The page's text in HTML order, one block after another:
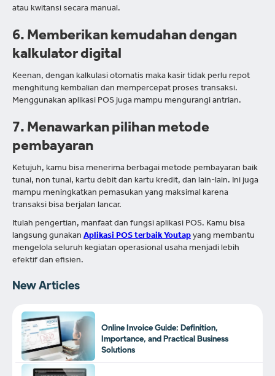
atau kwitansi secara manual.
6. Memberikan kemudahan dengan
kalkulator digital
Keenan, dengan kalkulasi otomatis maka kasir tidak perlu repot
menghitung kembalian dan mempercepat proses transaksi.
Menggunakan aplikasi POS juga mampu mengurangi antrian.
7. Menawarkan pilihan metode
pembayaran
Ketujuh, kamu bisa menerima berbagai metode pembayaran baik
tunai, non tunai, kartu debit dan kartu kredit, dan lain-lain. Ini juga
mampu meningkatkan pemasukan yang maksimal karena
transaksi bisa berjalan lancar.
Itulah pengertian, manfaat dan fungsi aplikasi POS. Kamu bisa
langsung gunakan Aplikasi POS terbaik Youtap yang membantu
mengelola seluruh kegiatan operasional usaha menjadi lebih
efektif dan efisien.
New Articles
Online Invoice Guide: Definition,
Importance, and Practical Business
Solutions